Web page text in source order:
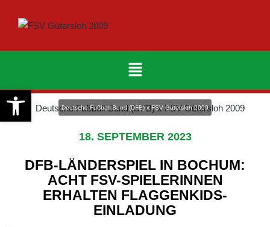
Deutsche Fußball-Bund (DFB) x FSV Gütersloh 2009
18. SEPTEMBER 2023
DFB-LÄNDERSPIEL IN BOCHUM:
ACHT FSV-SPIELERINNEN
ERHALTEN FLAGGENKIDS-
EINLADUNG
Werkzeugleiste öffnen